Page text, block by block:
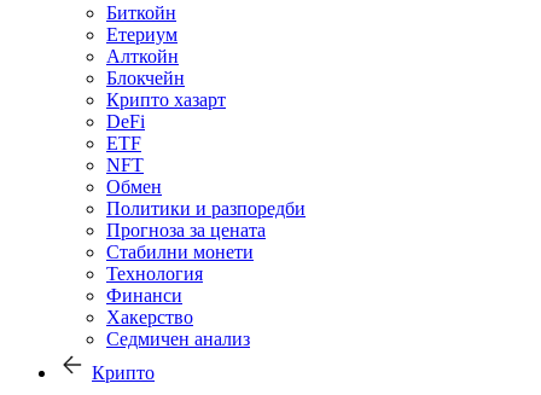
Биткойн
Етериум
Алткойн
Блокчейн
Крипто хазарт
DeFi
ETF
NFT
Обмен
Политики и разпоредби
Прогноза за цената
Стабилни монети
Технология
Финанси
Хакерство
Седмичен анализ
Крипто